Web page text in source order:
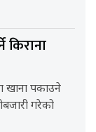
किराना
खाना पकाउने
गरेको